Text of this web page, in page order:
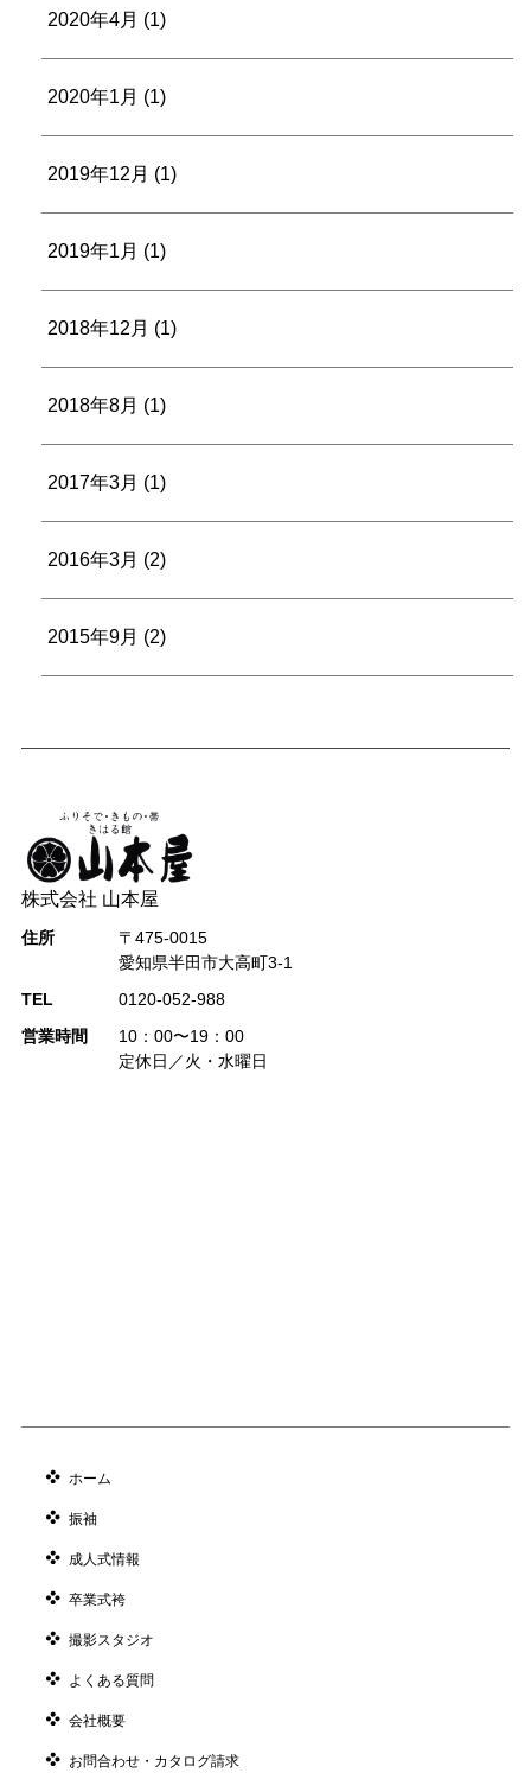
2020年4月 (1)
2020年1月 (1)
2019年12月 (1)
2019年1月 (1)
2018年12月 (1)
2018年8月 (1)
2017年3月 (1)
2016年3月 (2)
2015年9月 (2)
株式会社 山本屋
住所
〒475-0015
愛知県半田市大高町3-1
TEL
0120-052-988
営業時間
10：00〜19：00
定休日／火・水曜日
ホーム
振袖
成人式情報
卒業式袴
撮影スタジオ
よくある質問
会社概要
お問合わせ・カタログ請求